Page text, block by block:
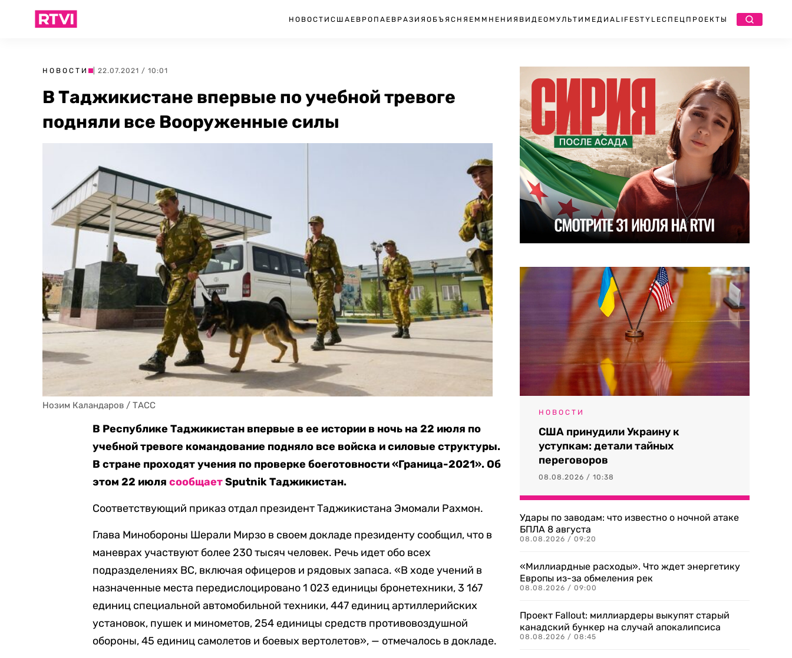
НОВОСТИ США ЕВРОПА ЕВРАЗИЯ ОБЪЯСНЯЕМ МНЕНИЯ ВИДЕО МУЛЬТИМЕДИА LIFESTYLEСПЕЦПРОЕКТЫ
НОВОСТИ | 22.07.2021 / 10:01
В Таджикистане впервые по учебной тревоге
подняли все Вооруженные силы
Нозим Каландаров / ТАСС
В Республике Таджикистан впервые в ее истории в ночь на 22 июля по
учебной тревоге командование подняло все войска и силовые структуры.
В стране проходят учения по проверке боеготовности «Граница-2021». Об
этом 22 июлясообщаетSputnik Таджикистан.
Соответствующий приказ отдал президент Таджикистана Эмомали Рахмон.
Глава Минобороны Шерали Мирзо в своем докладе президенту сообщил, что в
маневрах участвуют более 230 тысяч человек. Речь идет обо всех
подразделениях ВС, включая офицеров и рядовых запаса. «В ходе учений в
назначенные места передислоцировано 1 023 единицы бронетехники, 3 167
единиц специальной автомобильной техники, 447 единиц артиллерийских
установок, пушек и минометов, 254 единицы средств противовоздушной
обороны, 45 единиц самолетов и боевых вертолетов», — отмечалось в докладе.
НОВОСТИ
США принудили Украину к
уступкам: детали тайных
переговоров
08.08.2026 / 10:38
Удары по заводам: что известно о ночной атаке
БПЛА 8 августа
08.08.2026 / 09:20
«Миллиардные расходы». Что ждет энергетику
Европы из-за обмеления рек
08.08.2026 / 09:00
Проект Fallout: миллиардеры выкупят старый
канадский бункер на случай апокалипсиса
08.08.2026 / 08:45